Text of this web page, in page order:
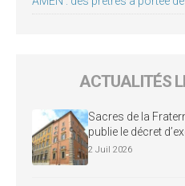
ACTUALITÉS
Sacres de la
publie le décret
2 Juil 2026